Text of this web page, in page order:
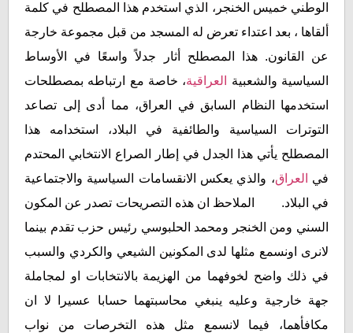
الوطني خميس الخنجر، الذي استخدم هذا المصطلح في كلمة
ألقاها ، بعد اعتداء تعرض له المسجد من قبل مجموعة خارجة
عن القانون. هذا المصطلح أثار جدلاً واسعًا في الأوساط
السياسية والشعبية
العراقية، خاصة مع ارتباطه بمصطلحات
استخدمها النظام السابق في العراق، مما أدى إلى تصاعد
التوترات السياسية والطائفية في البلاد، استخدامه هذا
المصطلح يأتي هذا الجدل في إطار الصراع الانتخابي المحتدم
في
العراق، والذي يعكس الانقسامات السياسية والاجتماعية
في البلاد. الملاحظ ان هذه التصريحات تصدر عن المكون
السني ومن الخنجر ومحمد الحلبوسي رئيس حزب تقدم بينما
لانرى اونسمع مثلها لدى المكونين الشيعي والكردي والسبب
في ذلك واضح لخوفهما من الهزيمة بالانتخابات او لمجاملة
جهة خارجية وعليه ينبغي محاسبتهما حسابا عسيرا لا ان
مكافأهما، فيما لانسمع مثل هذه التخرصات من نواب